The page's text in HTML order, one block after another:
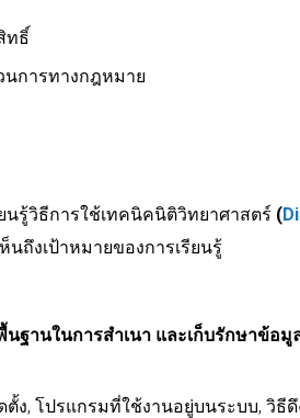
ทธิ์
นการทางกฎหมาย
นรู้วิธีการใช้เทคนิคนิติวิทยาศาสตร์ (
ถึงเป้าหมายของการเรียนรู้
ฐานในการสำเนา และเก็บรักษาข้อมู
ง, โปรแกรมที่ใช้งานอยู่บนระบบ, วิ